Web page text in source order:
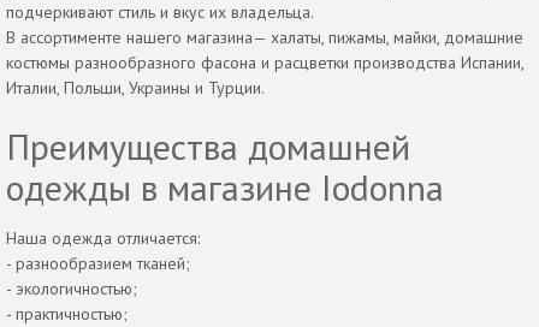
подчеркивают стиль и вкус их владельца.
В ассортименте нашего магазина— халаты, пижамы, майки, домашние
костюмы разнообразного фасона и расцветки производства Испании,
Италии, Польши, Украины и Турции.
Преимущества домашней
одежды в магазине Iodonna
Наша одежда отличается:
- разнообразием тканей;
- экологичностью;
- практичностью;